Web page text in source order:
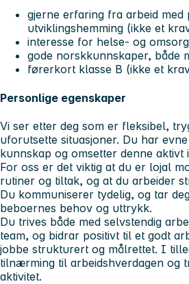
gjerne erfaring fra arbeid med
utviklingshemming (ikke et
interesse for helse- og
gode norskkunnskaper, både
førerkort klasse B (ikke et
Personlige egenskaper
Vi ser etter deg som er fleksibel,
uforutsette situasjoner. Du har
kunnskap og omsetter denne aktivt
For oss er det viktig at du er lojal
rutiner og tiltak, og at du arbeider
Du kommuniserer tydelig, og tar
beboernes behov og uttrykk.
Du trives både med selvstendig
team, og bidrar positivt til et godt
jobbe strukturert og målrettet. I
tilnærming til arbeidshverdagen og
aktivitet.